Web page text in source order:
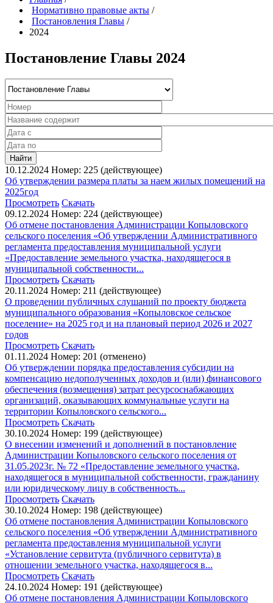
Нормативно правовые акты /
Постановления Главы /
2024
Постановление Главы 2024
Найти
10.12.2024 Номер: 225 (действующее)
Об утверждении размера платы за наем жилых помещений на
2025год
Просмотреть Скачать
09.12.2024 Номер: 224 (действующее)
Об отмене постановления Администрации Копыловского
сельского поселения «Об утверждении Административного
регламента предоставления муниципальной услуги
«Предоставление земельного участка, находящегося в
муниципальной собственности...
Просмотреть Скачать
20.11.2024 Номер: 211 (действующее)
О проведении публичных слушаний по проекту бюджета
муниципального образования «Копыловское сельское
поселение» на 2025 год и на плановый период 2026 и 2027
годов
Просмотреть Скачать
01.11.2024 Номер: 201 (отменено)
Об утверждении порядка предоставления субсидии на
компенсацию недополученных доходов и (или) финансового
обеспечения (возмещения) затрат ресурсоснабжающих
организаций, оказывающих коммунальные услуги на
территории Копыловского сельского...
Просмотреть Скачать
30.10.2024 Номер: 199 (действующее)
О внесении изменений и дополнений в постановление
Администрации Копыловского сельского поселения от
31.05.2023г. № 72 «Предоставление земельного участка,
находящегося в муниципальной собственности, гражданину
или юридическому лицу в собственность...
Просмотреть Скачать
30.10.2024 Номер: 198 (действующее)
Об отмене постановления Администрации Копыловского
сельского поселения «Об утверждении Административного
регламента предоставления муниципальной услуги
«Установление сервитута (публичного сервитута) в
отношении земельного участка, находящегося в...
Просмотреть Скачать
24.10.2024 Номер: 191 (действующее)
Об отмене постановления Администрации Копыловского